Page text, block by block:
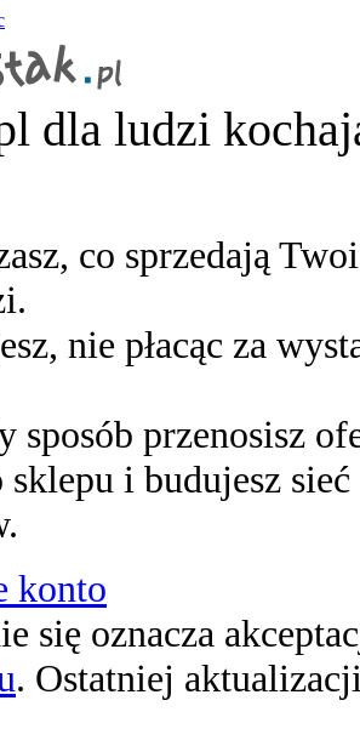
dla ludzi
co sprzedają
nie płacąc za
sposób przenosisz
i budujesz sieć
konto
się oznacza
. Ostatniej